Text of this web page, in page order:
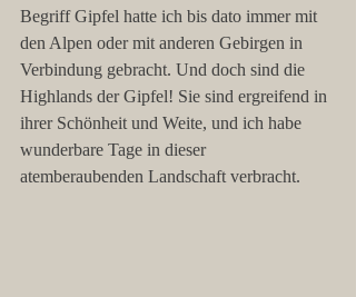
Begriff Gipfel hatte ich bis dato immer mit
den Alpen oder mit anderen Gebirgen in
Verbindung gebracht. Und doch sind die
Highlands der Gipfel! Sie sind ergreifend in
ihrer Schönheit und Weite, und ich habe
wunderbare Tage in dieser
atemberaubenden Landschaft verbracht.